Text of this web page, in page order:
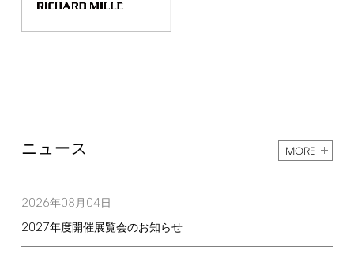
ニュース MORE
2026年08月 04日
2027年度開催展覧会のお知らせ